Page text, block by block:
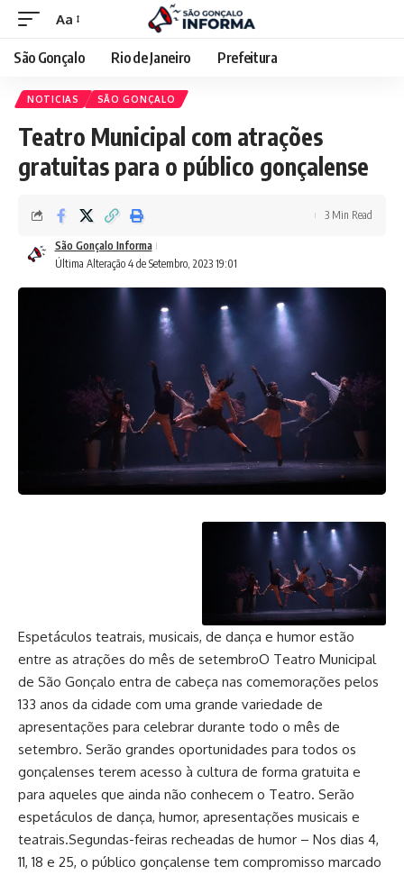
Aa
São Gonçalo Rio de Janeiro Prefeitura
NOTICIAS SÃO GONÇALO
Teatro Municipal com atrações
gratuitas para o público gonçalense
Última Alteração 4 de Setembro, 2023 19:01
São Gonçalo Informa
3 Min Read
Espetáculos teatrais, musicais, de dança e humor estão
entre as atrações do mês de setembroO Teatro Municipal
de São Gonçalo entra de cabeça nas comemorações pelos
133 anos da cidade com uma grande variedade de
apresentações para celebrar durante todo o mês de
setembro. Serão grandes oportunidades para todos os
gonçalenses terem acesso à cultura de forma gratuita e
para aqueles que ainda não conhecem o Teatro. Serão
espetáculos de dança, humor, apresentações musicais e
teatrais.Segundas-feiras recheadas de humor – Nos dias 4,
11, 18 e 25, o público gonçalense tem compromisso marcado